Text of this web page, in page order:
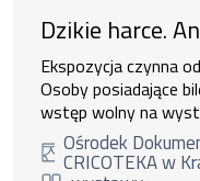
Dzikie harce.
Ekspozycja czynna
Osoby posiadające
wstęp wolny na
Ośrodek
CRICOTEKA w